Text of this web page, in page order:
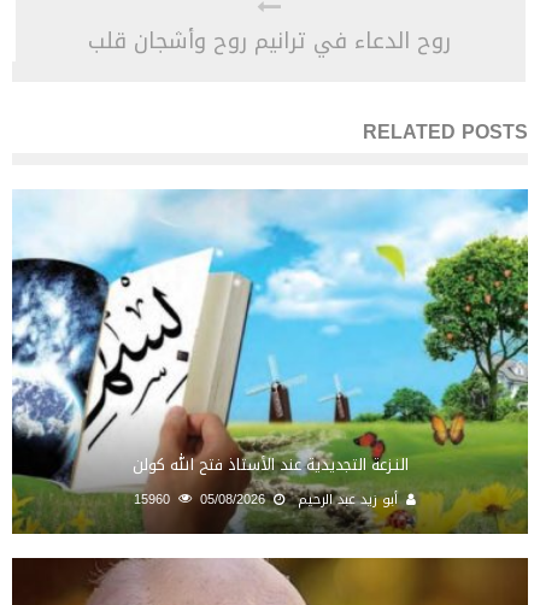
روح الدعاء في ترانيم روح وأشجان قلب
RELATED POSTS
النـزعة التجديدية عند الأستاذ فتح الله كولن
أبو زيد عبد الرحيم 05/08/2026
15960